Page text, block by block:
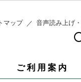
マップ 音声読み上げ
ご利用案内